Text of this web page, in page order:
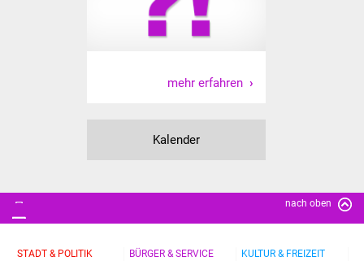
mehr erfahren
Kalender
nach oben
STADT & POLITIK BÜRGER & SERVICE KULTUR & FREIZEIT